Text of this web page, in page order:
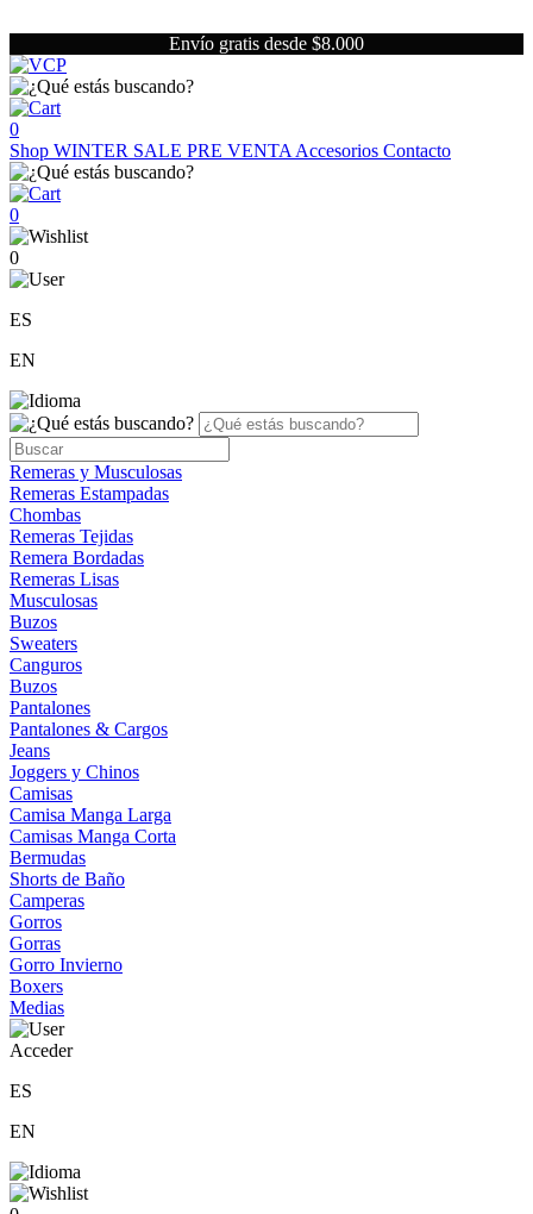
Envío gratis desde $8.000
0
Shop WINTER SALE PRE VENTA Accesorios Contacto
0
0
ES
EN
Remeras y Musculosas
Remeras Estampadas
Chombas
Remeras Tejidas
Remera Bordadas
Remeras Lisas
Musculosas
Buzos
Sweaters
Canguros
Buzos
Pantalones
Pantalones & Cargos
Jeans
Joggers y Chinos
Camisas
Camisa Manga Larga
Camisas Manga Corta
Bermudas
Shorts de Baño
Camperas
Gorros
Gorras
Gorro Invierno
Boxers
Medias
Acceder
ES
EN